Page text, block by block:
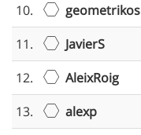
10.
geometrikos
11.
JavierS
12.
AleixRoig
13.
alexp